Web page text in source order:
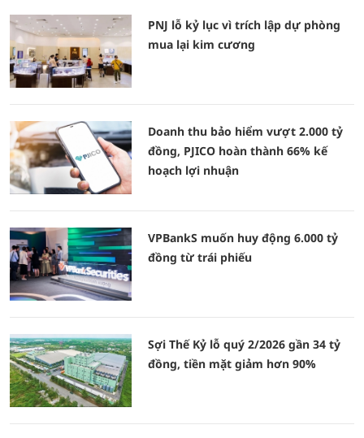
PNJ lỗ kỷ lục vì trích lập dự phòng
mua lại kim cương
Doanh thu bảo hiểm vượt 2.000 tỷ
đồng, PJICO hoàn thành 66% kế
hoạch lợi nhuận
VPBankS muốn huy động 6.000 tỷ
đồng từ trái phiếu
Sợi Thế Kỷ lỗ quý 2/2026 gần 34 tỷ
đồng, tiền mặt giảm hơn 90%